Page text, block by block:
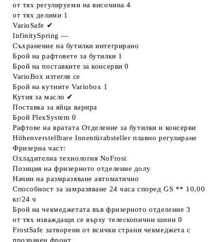
от тях регулируеми на височина 4
от тях делими 1
VarioSafe ✔
InfinitySpring —
Съхранение на бутилки интегрирано
Брой на рафтовете за бутилки 1
Брой на поставките за консерви 0
VarioBox изтегля се
Брой на кутиите Variobox 1
Кутия за масло ✔
Поставка за яйца варира
Брой FlexSystem 0
Рафтове на вратата Отделение за бутилки и консерви
Höhenverstellbare Innentürabsteller плавно регулиране
Фризерна част:
Охладителна технология NoFrost
Позиция на фризерното отделение долу
Начин на размразяване автоматично
Способност за замразяване 24 часа според GS ** 10,00
кг/24 ч
Брой на чекмеджетата във фризерното отделение 3
от тях изваждащи се върху телескопични шини 0
FrostSafe затворени от всички страни чекмеджета с
прозрачен фронт